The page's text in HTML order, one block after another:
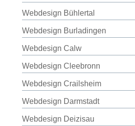
Webdesign Bühlertal
Webdesign Burladingen
Webdesign Calw
Webdesign Cleebronn
Webdesign Crailsheim
Webdesign Darmstadt
Webdesign Deizisau